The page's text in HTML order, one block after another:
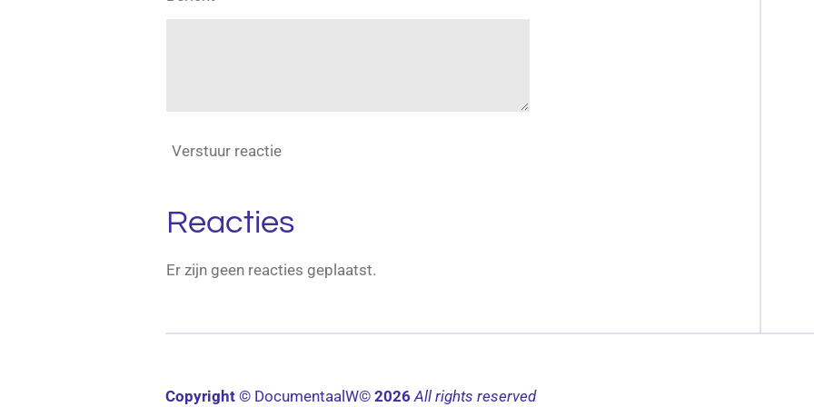
Verstuur reactie
Reacties
Er zijn geen reacties geplaatst.
Copyright © DocumentaalW© 2026 All rights reserved